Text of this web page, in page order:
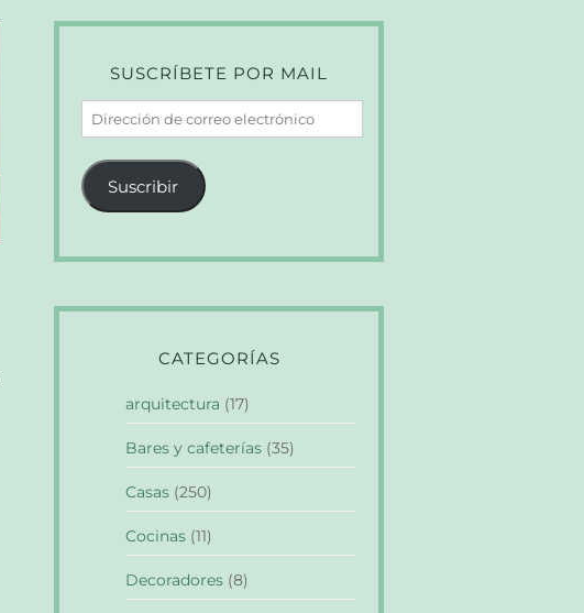
SUSCRÍBETE POR MAIL
Dirección
de
correo
electrónico
Suscribir
CATEGORÍAS
arquitectura (17)
Bares y cafeterías (35)
Casas (250)
Cocinas (11)
Decoradores (8)